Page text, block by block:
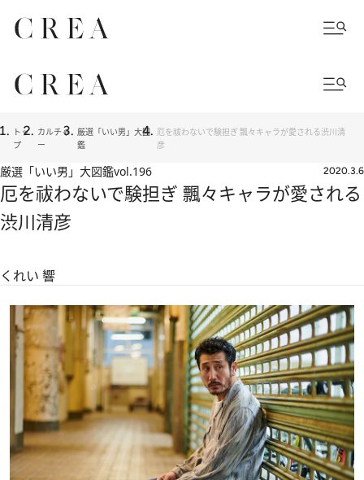
トッ
プ
カルチャ
ー
厳選「いい男」大図
鑑
厄を祓わないで験担ぎ 飄々キャラが愛される渋川清
彦
厳選「いい男」大図鑑vol.196 2020.3.6
厄を祓わないで験担ぎ 飄々キャラが愛される
渋川清彦
くれい 響